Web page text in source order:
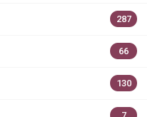
287
66
130